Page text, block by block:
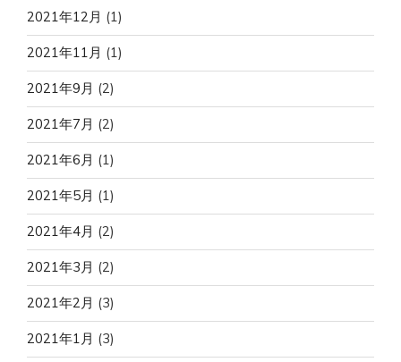
2021年12月 (1)
2021年11月 (1)
2021年9月 (2)
2021年7月 (2)
2021年6月 (1)
2021年5月 (1)
2021年4月 (2)
2021年3月 (2)
2021年2月 (3)
2021年1月 (3)